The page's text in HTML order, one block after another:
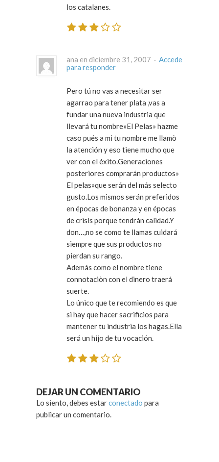
los catalanes.
ana en diciembre 31, 2007 · Accede
para responder
Pero tú no vas a necesitar ser
agarrao para tener plata ,vas a
fundar una nueva industria que
llevará tu nombre»El Pelas» hazme
caso pués a mi tu nombre me llamò
la atención y eso tiene mucho que
ver con el éxito.Generaciones
posteriores comprarán productos»
El pelas»que serán del más selecto
gusto.Los mismos serán preferidos
en épocas de bonanza y en épocas
de crisis porque tendràn calidad.Y
don…,no se como te llamas cuidará
siempre que sus productos no
pierdan su rango.
Además como el nombre tiene
connotaciòn con el dinero traerá
suerte.
Lo único que te recomiendo es que
si hay que hacer sacrificios para
mantener tu industria los hagas.Ella
será un hijo de tu vocación.
DEJAR UN COMENTARIO
Lo siento, debes estarconectado para
publicar un comentario.